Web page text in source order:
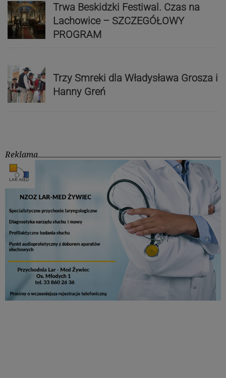
Trwa Beskidzki Festiwal. Czas na
Lachowice – SZCZEGÓŁOWY
PROGRAM
Trzy Smreki dla Władysława Grosza i
Hanny Greń
Reklama